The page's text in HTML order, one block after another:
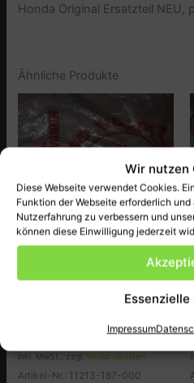
Wir nutzen
Diese Webseite verwendet Cookies.
Funktion der Webseite erforderlich
Nutzerfahrung zu verbessern und
können diese Einwilligung jederzeit
Essenzielle
Impressum
Honda Original Ersatzteil NEU,
Ähnliche Produkte
inkl. MwSt., zzgl.Versandkosten
Artikel-Nr.: 11213-187-000